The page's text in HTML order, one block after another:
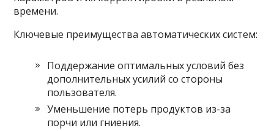
времени.
Ключевые преимущества автоматических систем:
Поддержание оптимальных условий без
дополнительных усилий со стороны
пользователя.
Уменьшение потерь продуктов из-за
порчи или гниения.